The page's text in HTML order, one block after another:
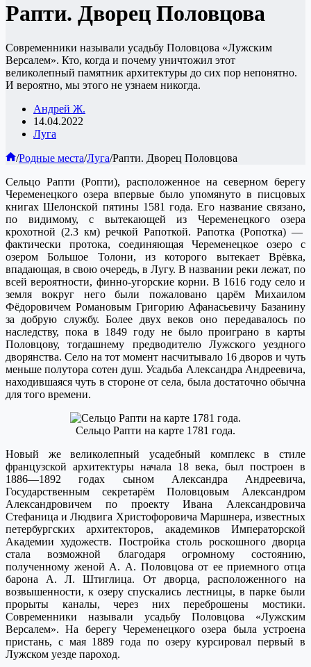
Рапти. Дворец Половцова
Современники называли усадьбу Половцова «Лужским
Версалем». Кто, когда и почему уничтожил этот
великолепный памятник архитектуры до сих пор непонятно.
И вероятно, мы этого не узнаем никогда.
Андрей Ж.
14.04.2022
Луга
Главная
/Родные места/Луга/Рапти. Дворец Половцова
Сельцо Рапти (Ропти), расположенное на северном берегу
Череменецкого озера впервые было упомянуто в писцовых
книгах Шелонской пятины 1581 года. Его название связано,
по видимому, с вытекающей из Череменецкого озера
крохотной (2.3 км) речкой Рапоткой. Рапотка (Ропотка) —
фактически протока, соединяющая Череменецкое озеро с
озером Большое Толони, из которого вытекает Врёвка,
впадающая, в свою очередь, в Лугу. В названии реки лежат, по
всей вероятности, финно-угорские корни. В 1616 году село и
земля вокруг него были пожаловано царём Михаилом
Фёдоровичем Романовым Григорию Афанасьевичу Базанину
за добрую службу. Более двух веков оно передавалось по
наследству, пока в 1849 году не было проиграно в карты
Половцову, тогдашнему предводителю Лужского уездного
дворянства. Село на тот момент насчитывало 16 дворов и чуть
меньше полутора сотен душ. Усадьба Александра Андреевича,
находившаяся чуть в стороне от села, была достаточно обычна
для того времени.
Сельцо Рапти на карте 1781 года.
Новый же великолепный усадебный комплекс в стиле
французской архитектуры начала 18 века, был построен в
1886—1892 годах сыном Александра Андреевича,
Государственным секретарём Половцовым Александром
Александровичем по проекту Ивана Александровича
Стефаница и Людвига Христофоровича Маршнера, известных
петербургских архитекторов, академиков Императорской
Академии художеств. Постройка столь роскошного дворца
стала возможной благодаря огромному состоянию,
полученному женой А. А. Половцова от ее приемного отца
барона А. Л. Штиглица. От дворца, расположенного на
возвышенности, к озеру спускались лестницы, в парке были
прорыты каналы, через них переброшены мостики.
Современники называли усадьбу Половцова «Лужским
Версалем». На берегу Череменецкого озера была устроена
пристань, с мая 1889 года по озеру курсировал первый в
Лужском уезде пароход.